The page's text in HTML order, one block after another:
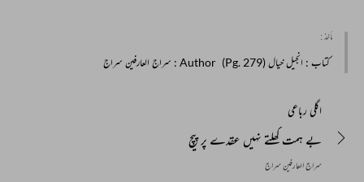
مأخذ :
کتاب : انجیل خیال (Pg. 279) Author : سراج العارفین سراج
اگلی رباعی
بے ہمت کھلتے نہیں عقدے پر پیچ
سراج العارفین سراج